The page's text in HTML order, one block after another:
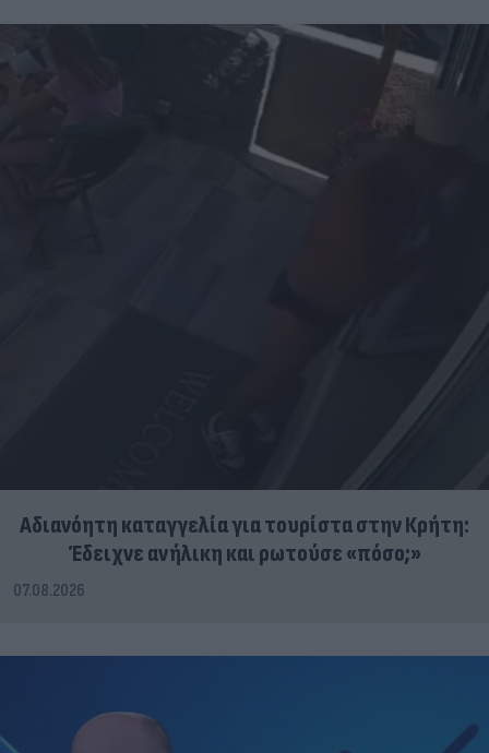
Αδιανόητη καταγγελία για τουρίστα στην Κρήτη:
Έδειχνε ανήλικη και ρωτούσε «πόσο;»
07.08.2026